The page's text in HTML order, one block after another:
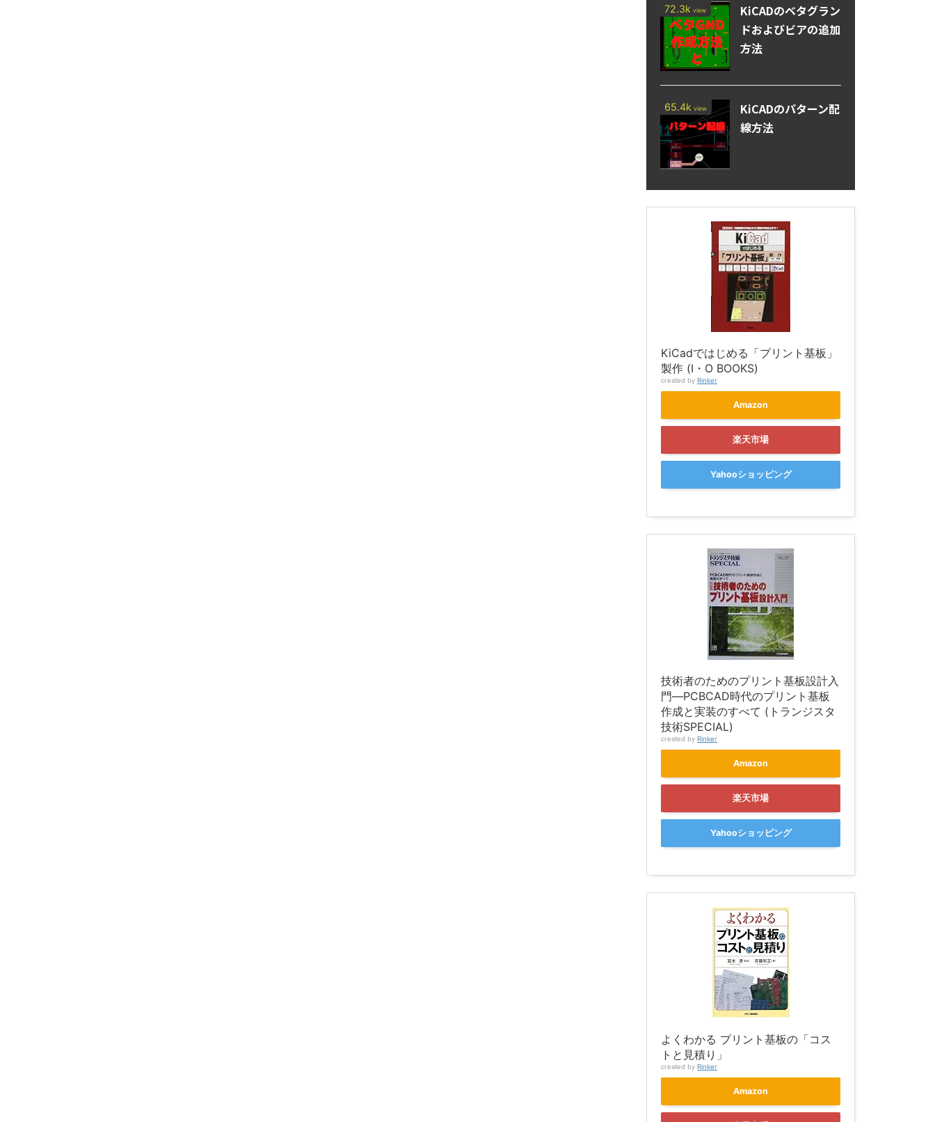
72.3k view
KiCADのベタグラン
ドおよびビアの追加
方法
65.4k view
KiCADのパターン配
線方法
KiCadではじめる「プリント基板」
製作 (I・O BOOKS)
created by Rinker
Amazon
楽天市場
Yahooショッピング
技術者のためのプリント基板設計入
門―PCBCAD時代のプリント基板
作成と実装のすべて (トランジスタ
技術SPECIAL)
created by Rinker
Amazon
楽天市場
Yahooショッピング
よくわかる プリント基板の「コス
トと見積り」
created by Rinker
Amazon